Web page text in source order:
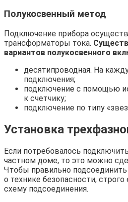
Полукосвенный метод
Подключение прибора
трансформаторы тока.
вариантов полукосвенного
десятипроводная. На
подключения;
подключение с помощью
к счетчику;
подключение по типу
Установка
Если потребовалось
частном доме, то это можно
Чтобы правильно
о технике безопасности,
схему подсоединения.